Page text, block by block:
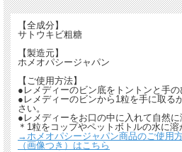
ジャパン
※新タイプの小ビンは、中フタはございません
れないようビンに戻してお使いください。
【全成分】
サトウキビ粗糖
【製造元】
ホメオパシージャパン
【ご使用方法】
●レメディーのビン底をトントンと手の
●レメディーのビンから1粒を手に取る
さい。
●レメディーをお口の中に入れて自然に
＊1粒をコップやペットボトルの水に溶
→ホメオパシージャパン商品のご使用
（画像つき）はこちら